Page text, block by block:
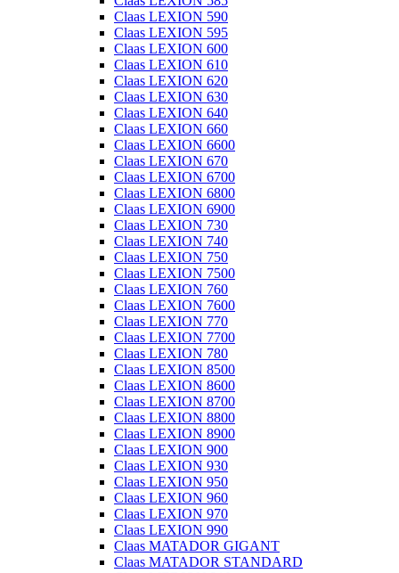
Claas LEXION 590
Claas LEXION 595
Claas LEXION 600
Claas LEXION 610
Claas LEXION 620
Claas LEXION 630
Claas LEXION 640
Claas LEXION 660
Claas LEXION 6600
Claas LEXION 670
Claas LEXION 6700
Claas LEXION 6800
Claas LEXION 6900
Claas LEXION 730
Claas LEXION 740
Claas LEXION 750
Claas LEXION 7500
Claas LEXION 760
Claas LEXION 7600
Claas LEXION 770
Claas LEXION 7700
Claas LEXION 780
Claas LEXION 8500
Claas LEXION 8600
Claas LEXION 8700
Claas LEXION 8800
Claas LEXION 8900
Claas LEXION 900
Claas LEXION 930
Claas LEXION 950
Claas LEXION 960
Claas LEXION 970
Claas LEXION 990
Claas MATADOR GIGANT
Claas MATADOR STANDARD